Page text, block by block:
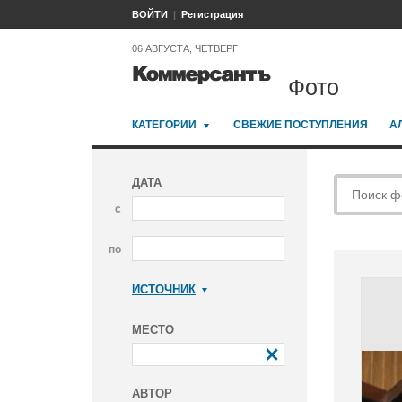
ВОЙТИ Регистрация
06 АВГУСТА, ЧЕТВЕРГ
Фото
КАТЕГОРИИ СВЕЖИЕ ПОСТУПЛЕНИЯ
ДАТА
с
по
ИСТОЧНИК
МЕСТО
АВТОР